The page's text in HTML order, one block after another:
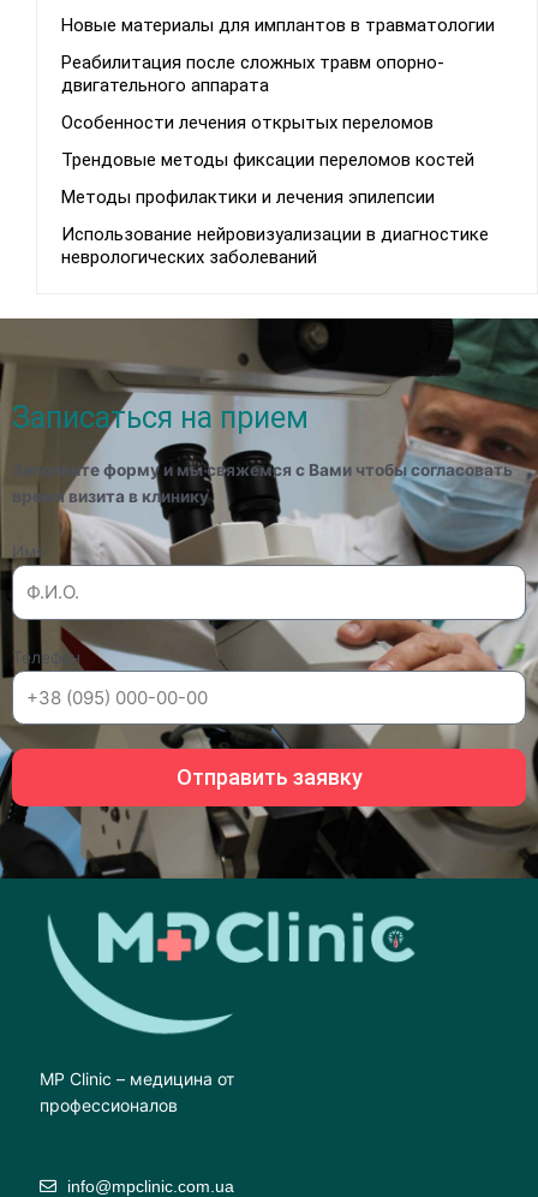
Новые материалы для имплантов в травматологии
Реабилитация после сложных травм опорно-
двигательного аппарата
Особенности лечения открытых переломов
Трендовые методы фиксации переломов костей
Методы профилактики и лечения эпилепсии
Использование нейровизуализации в диагностике
неврологических заболеваний
Записаться на прием
Заполните форму и мы свяжемся с Вами чтобы согласовать
время визита в клинику
Имя
Телефон
Отправить заявку
MP Clinic – медицина от
профессионалов
info@mpclinic.com.ua